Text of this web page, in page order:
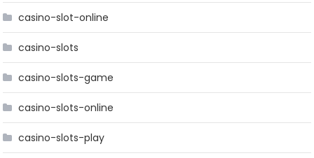
casino-slot-online
casino-slots
casino-slots-game
casino-slots-online
casino-slots-play